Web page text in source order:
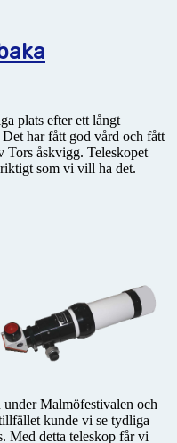
plats efter ett långt
har fått god vård och fått
Tors åskvigg. Teleskopet
som vi vill ha det.
under Malmöfestivalen och
kunde vi se tydliga
Med detta teleskop får vi